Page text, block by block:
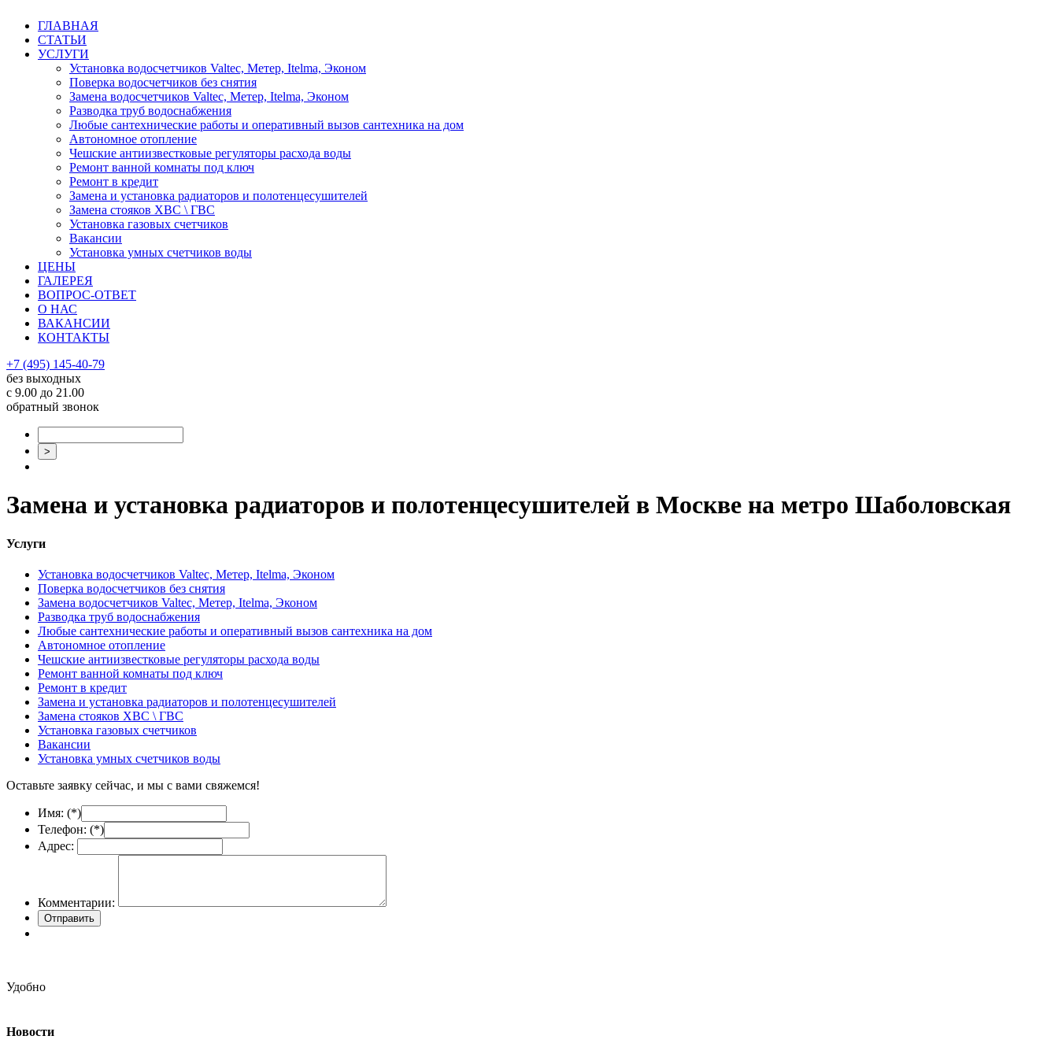
ГЛАВНАЯ
СТАТЬИ
УСЛУГИ
Установка водосчетчиков Valtec, Метер, Itelma, Эконом
Поверка водосчетчиков без снятия
Замена водосчетчиков Valtec, Метер, Itelma, Эконом
Разводка труб водоснабжения
Любые сантехнические работы и оперативный вызов сантехника на дом
Автономное отопление
Чешские антиизвестковые регуляторы расхода воды
Ремонт ванной комнаты под ключ
Ремонт в кредит
Замена и установка радиаторов и полотенцесушителей
Замена стояков ХВС \ ГВС
Установка газовых счетчиков
Вакансии
Установка умных счетчиков воды
ЦЕНЫ
ГАЛЕРЕЯ
ВОПРОС-ОТВЕТ
О НАС
ВАКАНСИИ
КОНТАКТЫ
+7 (495) 145-40-79
без выходных
с 9.00 до 21.00
обратный звонок
Замена и установка радиаторов и полотенцесушителей в Москве на метро Шаболовская
Услуги
Установка водосчетчиков Valtec, Метер, Itelma, Эконом
Поверка водосчетчиков без снятия
Замена водосчетчиков Valtec, Метер, Itelma, Эконом
Разводка труб водоснабжения
Любые сантехнические работы и оперативный вызов сантехника на дом
Автономное отопление
Чешские антиизвестковые регуляторы расхода воды
Ремонт ванной комнаты под ключ
Ремонт в кредит
Замена и установка радиаторов и полотенцесушителей
Замена стояков ХВС \ ГВС
Установка газовых счетчиков
Вакансии
Установка умных счетчиков воды
Оставьте заявку сейчас, и мы с вами свяжемся!
Имя: (*)
Телефон: (*)
Адрес:
Комментарии:
Удобно
Новости